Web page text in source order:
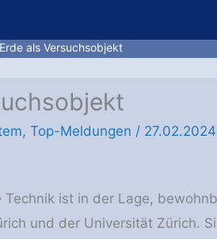
als Versuchsobjekt
, Top-Meldungen / 27.02.2024
ist in der Lage,
und der Universität Zürich.